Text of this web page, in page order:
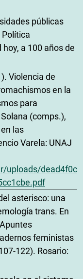
públicas
a 100 años de
Violencia de
en la
para
(comps.),
las
Varela: UNAJ
uploads/dead4f0c
asterisco: una
trans. En
feministas
122). Rosario: